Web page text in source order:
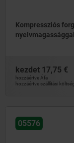
Kompressziós
nyelvmagassággal
kezdet 17,75 €
hozzáértve Áfa
hozzáértve szállítási
05576